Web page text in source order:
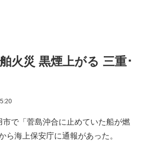
火災 黒煙上がる 三重･
で「菅島沖合に止めていた船が燃
ら海上保安庁に通報があった。